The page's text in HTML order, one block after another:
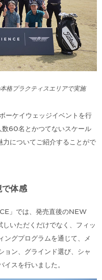
格プラクティスエリアで実施
ーケイウェッジイベントを行
数60名とかつてないスケール
についてご紹介することがで
体感
」では、発売直後のNEW
いただくだけでなく、フィッ
ングプログラムを通じて、メ
ョン、グラインド選び、シャ
スを行いました。